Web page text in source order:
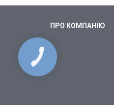
ПРО КОМПАНІЮ
КНОПКА
СВЯЗИ